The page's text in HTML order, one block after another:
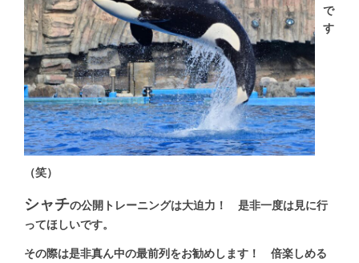
で
す
（笑）
シャチの公開トレーニングは大迫力！ 是非一度は見に行
ってほしいです。
その際は是非真ん中の最前列をお勧めします！ 倍楽しめる